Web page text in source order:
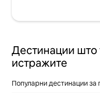
Дестинации што
истражите
Популарни дестинации